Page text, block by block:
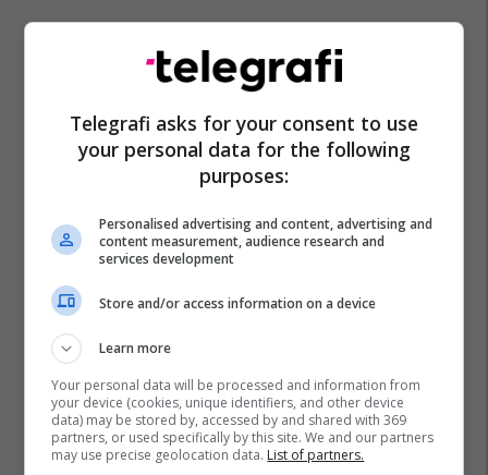
Telegrafi asks for your consent to use
your personal data for the following
purposes:
Personalised advertising and content, advertising and
content measurement, audience research and
services development
Store and/or access information on a device
Learn more
Your personal data will be processed and information from
your device (cookies, unique identifiers, and other device
data) may be stored by, accessed by and shared with 369
partners, or used specifically by this site. We and our partners
may use precise geolocation data. List of partners.